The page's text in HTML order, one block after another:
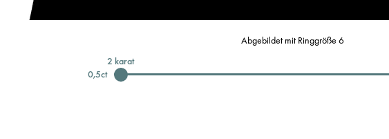
Abgebildet mit Ringgröße 6
0,5ct
2 karat